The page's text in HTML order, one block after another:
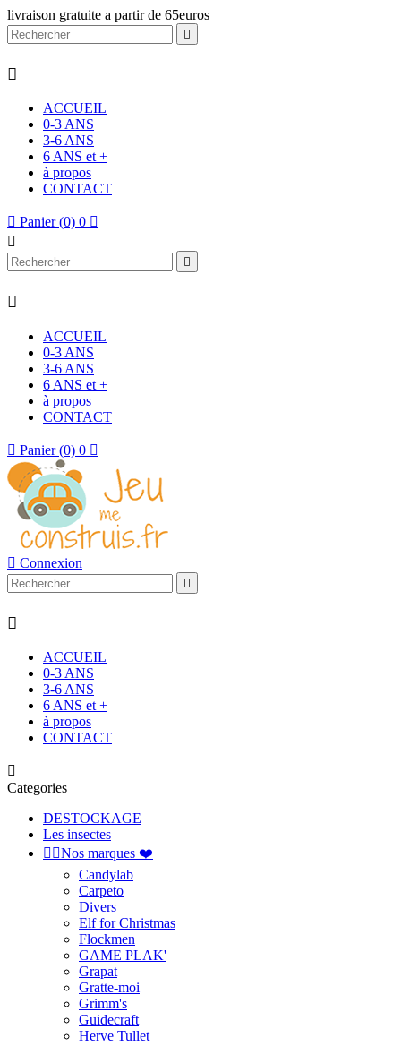
livraison gratuite a partir de 65euros


ACCUEIL
0-3 ANS
3-6 ANS
6 ANS et +
à propos
CONTACT
 Panier (0) 0 



ACCUEIL
0-3 ANS
3-6 ANS
6 ANS et +
à propos
CONTACT
 Panier (0) 0 
 Connexion


ACCUEIL
0-3 ANS
3-6 ANS
6 ANS et +
à propos
CONTACT

Categories
DESTOCKAGE
Les insectes
 Nos marques ❤️
Candylab
Carpeto
Divers
Elf for Christmas
Flockmen
GAME PLAK'
Grapat
Gratte-moi
Grimm's
Guidecraft
Herve Tullet